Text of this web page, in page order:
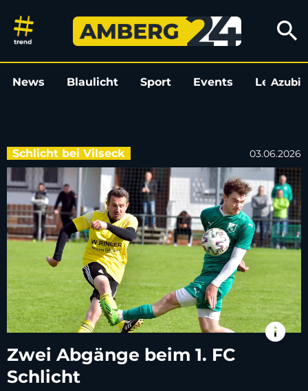
Zwei Abgänge beim 1. FC
search
News Blaulicht Sport Events LeoAzubi
Schlicht bei Vilseck 03.06.2026
info
Zwei Abgänge beim 1. FC
Schlicht